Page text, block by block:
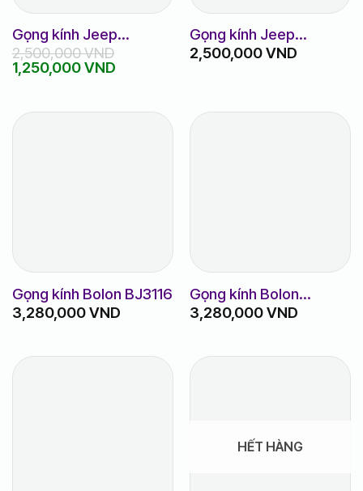
Gọng kính Jeep
JSB1159
2,500,000VND
Giá
gốc
2,500,000 VND.
1,250,000VNDGiá
là:
1,250,000 VND.
Gọng kính Jeep
JSB1226
2,500,000VND
Gọng kính Bolon BJ3116
3,280,000VND
Gọng kính Bolon
BJ3155
3,280,000VND
HẾT HÀNG